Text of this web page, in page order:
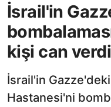
İsrail'in
kişi can verdi
İsrail'in
Hastanesi'ni